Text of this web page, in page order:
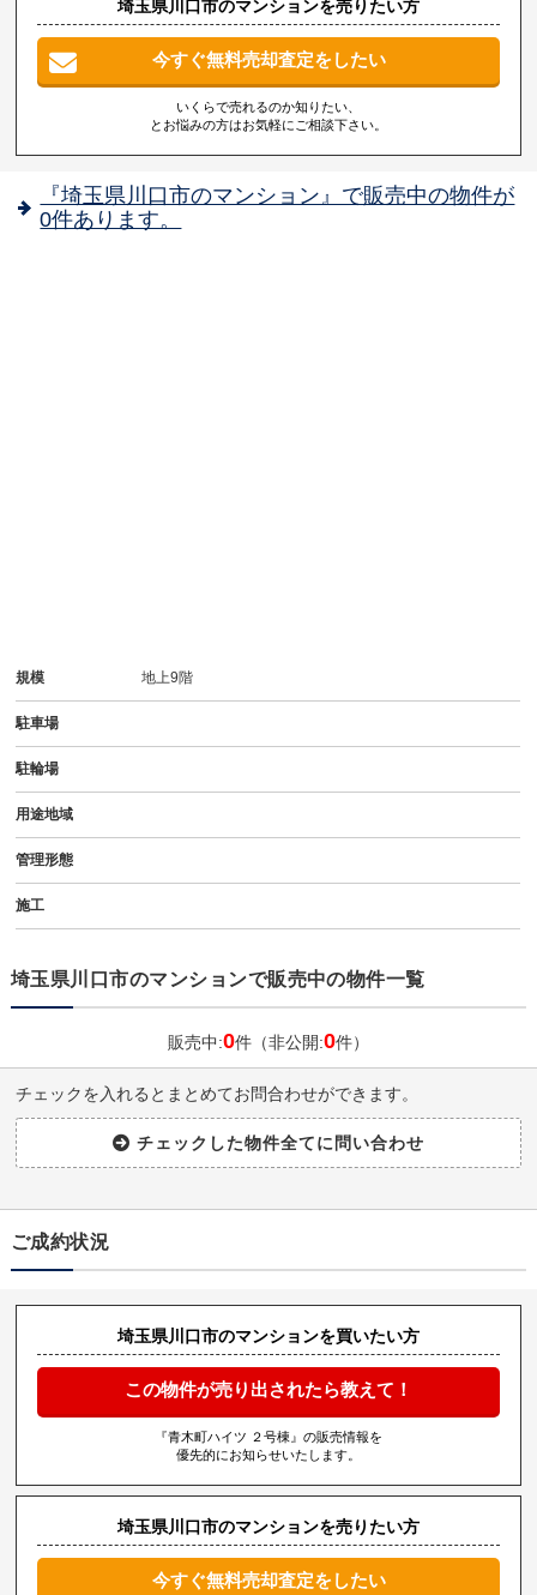
埼玉県川口市のマンションを売りたい方
今すぐ無料売却査定をしたい
いくらで売れるのか知りたい、
とお悩みの方はお気軽にご相談下さい。
『埼玉県川口市のマンション』で販売中の物件が
0件あります。
規模 地上9階
駐車場
駐輪場
用途地域
管理形態
施工
埼玉県川口市のマンションで販売中の物件一覧
販売中:0件（非公開:0件）
チェックを入れるとまとめてお問合わせができます。
ご成約状況
埼玉県川口市のマンションを買いたい方
この物件が売り出されたら教えて！
『青木町ハイツ ２号棟』の販売情報を
優先的にお知らせいたします。
埼玉県川口市のマンションを売りたい方
今すぐ無料売却査定をしたい